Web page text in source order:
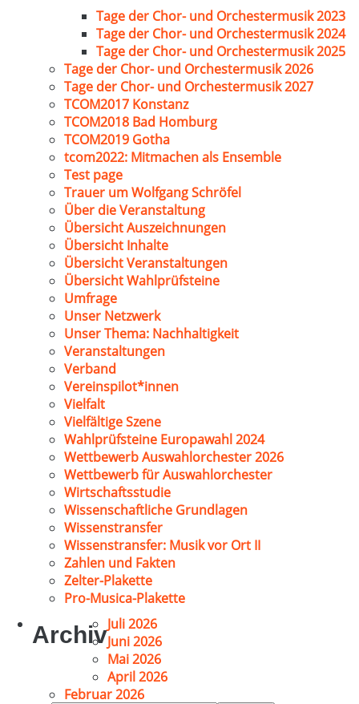
Tage der Chor- und Orchestermusik 2023
Tage der Chor- und Orchestermusik 2024
Tage der Chor- und Orchestermusik 2025
Tage der Chor- und Orchestermusik 2026
Tage der Chor- und Orchestermusik 2027
TCOM2017 Konstanz
TCOM2018 Bad Homburg
TCOM2019 Gotha
tcom2022: Mitmachen als Ensemble
Test page
Trauer um Wolfgang Schröfel
Über die Veranstaltung
Übersicht Auszeichnungen
Übersicht Inhalte
Übersicht Veranstaltungen
Übersicht Wahlprüfsteine
Umfrage
Unser Netzwerk
Unser Thema: Nachhaltigkeit
Veranstaltungen
Verband
Vereinspilot*innen
Vielfalt
Vielfältige Szene
Wahlprüfsteine Europawahl 2024
Wettbewerb Auswahlorchester 2026
Wettbewerb für Auswahlorchester
Wirtschaftsstudie
Wissenschaftliche Grundlagen
Wissenstransfer
Wissenstransfer: Musik vor Ort II
Zahlen und Fakten
Zelter-Plakette
Pro-Musica-Plakette
ArchivJuli 2026
Juni 2026
Mai 2026
April 2026
Februar 2026